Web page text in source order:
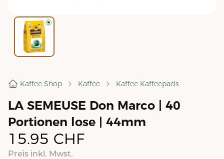
Kaffee Shop Kaffee Kaffee Kaffeepads
LA SEMEUSE Don Marco | 40
Portionen lose | 44mm
15.95 CHF
Preis inkl. Mwst.